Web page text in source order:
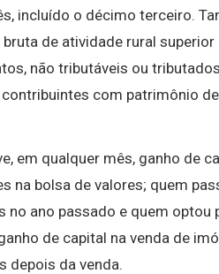
incluído o décimo terceiro.
de atividade rural superior
não tributáveis ou tributados
com patrimônio
em qualquer mês, ganho de
na bolsa de valores; quem
ano passado e quem optou
de capital na venda de
depois da venda.